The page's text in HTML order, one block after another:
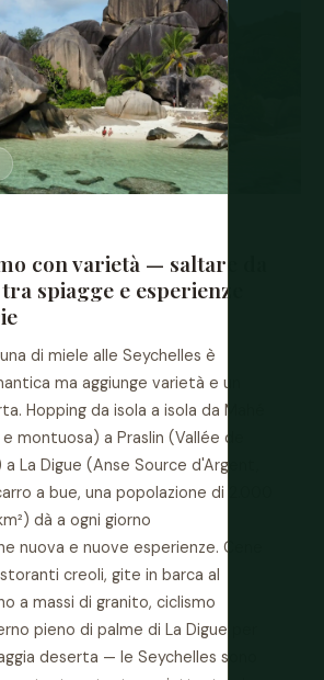
con varietà — saltare da
spiagge e esperienze
di miele alle Seychelles è
ma aggiunge varietà e un
Hopping da isola a isola da Mahé
montuosa) a Praslin (Vallée de
a La Digue (Anse Source d'Argent,
a bue, una popolazione di 2.000
dà a ogni giorno
nuova e nuove esperienze. Cene
creoli, gite in barca al
a massi di granito, ciclismo
pieno di palme di La Digue per
deserta — le Seychelles sono